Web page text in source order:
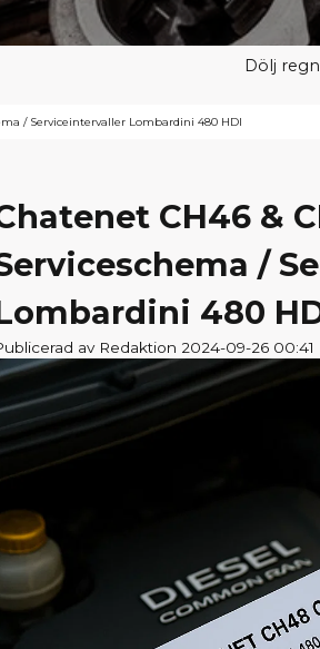
Dölj
/ Serviceintervaller Lombardini 480 HDI
CH46 &
/
480
av Redaktion 2024-09-26 00:41